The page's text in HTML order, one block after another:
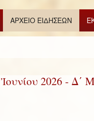
ΑΡΧΕΙΟ ΕΙΔΗΣΕΩΝ
2026 - Δ΄